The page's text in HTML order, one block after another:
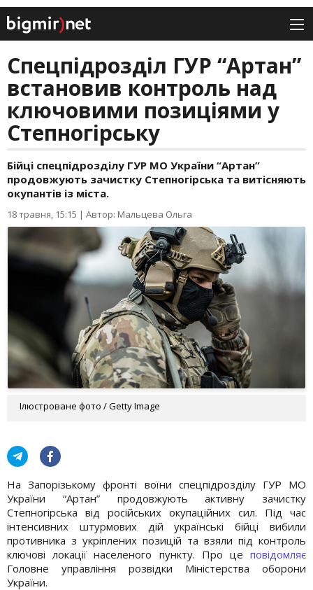
Спецпідрозділ ГУР “Артан”
встановив контроль над
ключовими позиціями у
Степногірську
Бійці спецпідрозділу ГУР МО України “Артан”
продовжують зачистку Степногірська та витісняють
окупантів із міста.
18 травня, 15:15 | Автор: Мальцева Ольга
Ілюстроване фото / Getty Image
На Запорізькому фронті воїни спецпідрозділу ГУР МО
України “Артан” продовжують активну зачистку
Степногірська від російських окупаційних сил. Під час
інтенсивних штурмових дій українські бійці вибили
противника з укріплених позицій та взяли під контроль
ключові локації населеного пункту. Про це повідомляє
Головне управління розвідки Міністерства оборони
України.